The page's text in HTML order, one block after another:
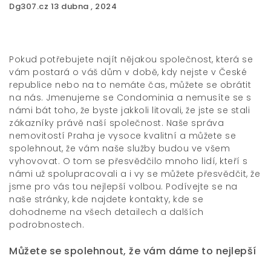
Dg307.cz 13 dubna , 2024
Pokud potřebujete najít nějakou společnost, která se
vám postará o váš dům v době, kdy nejste v České
republice nebo na to nemáte čas, můžete se obrátit
na nás. Jmenujeme se Condominia a nemusíte se s
námi bát toho, že byste jakkoli litovali, že jste se stali
zákazníky právě naší společnost. Naše správa
nemovitostí Praha je vysoce kvalitní a můžete se
spolehnout, že vám naše služby budou ve všem
vyhovovat. O tom se přesvědčilo mnoho lidí, kteří s
námi už spolupracovali a i vy se můžete přesvědčit, že
jsme pro vás tou nejlepší volbou. Podívejte se na
naše stránky, kde najdete kontakty, kde se
dohodneme na všech detailech a dalších
podrobnostech.
Můžete se spolehnout, že vám dáme to nejlepší